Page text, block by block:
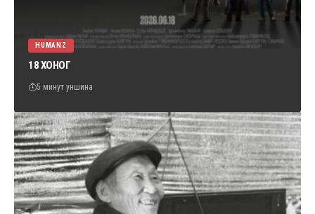
HUMANZ
18 ХОНОГ
5 минут уншина